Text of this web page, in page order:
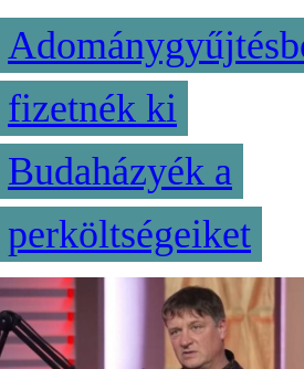
fizetnék ki
Budaházyék a
perköltségeiket